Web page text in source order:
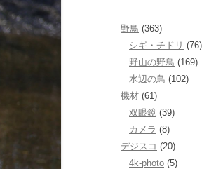
野鳥 (363)
シギ・チドリ (76)
野山の野鳥 (169)
水辺の鳥 (102)
機材 (61)
双眼鏡 (39)
カメラ (8)
デジスコ (20)
4k-photo (5)